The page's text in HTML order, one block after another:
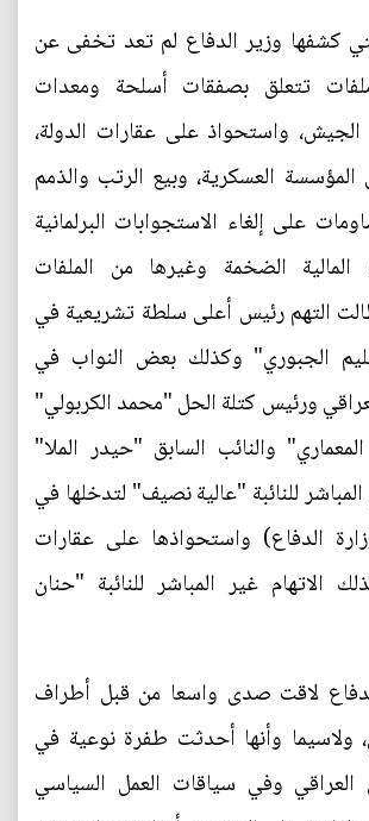
كشفها وزير الدفاع لم تعد تخفى عن
تتعلق بصفقات أسلحة ومعدات
واستحواذ على عقارات الدولة،
العسكرية، وبيع الرتب والذمم
على إلغاء الاستجوابات البرلمانية
المالية الضخمة وغيرها من الملفات
التهم رئيس أعلى سلطة تشريعية في
الجبوري" وكذلك بعض النواب في
ورئيس كتلة الحل "محمد الكربولي"
والنائب السابق "حيدر الملا"
للنائبة "عالية نصيف" لتدخلها في
الدفاع) واستحواذها على عقارات
الاتهام غير المباشر للنائبة "حنان
لاقت صدى واسعا من قبل أطراف
ولاسيما وأنها أحدثت طفرة نوعية في
العراقي وفي سياقات العمل السياسي